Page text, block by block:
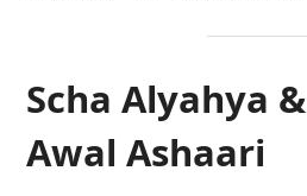
Scha Alyahya &
Awal Ashaari